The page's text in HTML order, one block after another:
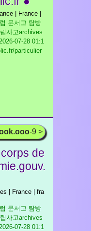
| France |
문서고 탐방
사고archives
07-28 01:1
particulier
-9 >
de
| France | fra
문서고 탐방
사고archives
07-28 01:1